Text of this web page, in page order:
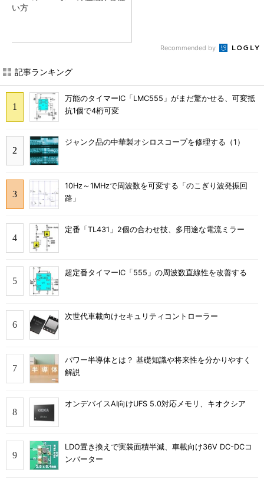
い方
Recommended by
記事ランキング
万能のタイマーIC「LMC555」がまだ驚かせる、可変抵
抗1個で4桁可変
ジャンク品の中華製オシロスコープを修理する（1）
10Hz～1MHzで周波数を可変する「のこぎり波発振回
路」
定番「TL431」2個の合わせ技、多用途な電流ミラー
超定番タイマーIC「555」の周波数直線性を改善する
次世代車載向けセキュリティコントローラー
パワー半導体とは？ 基礎知識や将来性を分かりやすく
解説
オンデバイスAI向けUFS 5.0対応メモリ、キオクシア
LDO置き換えで実装面積半減、車載向け36V DC-DCコ
ンバーター